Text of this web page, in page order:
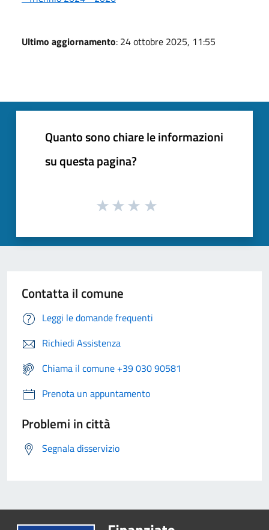
Ultimo aggiornamento: 24 ottobre 2025, 11:55
Quanto sono chiare le informazioni
su questa pagina?
Contatta il comune
Leggi le domande frequenti
Richiedi Assistenza
Chiama il comune +39 030 90581
Prenota un appuntamento
Problemi in città
Segnala disservizio